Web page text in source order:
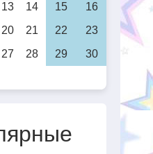
13 14 15
16
20 21 22
23
27 28 29
30